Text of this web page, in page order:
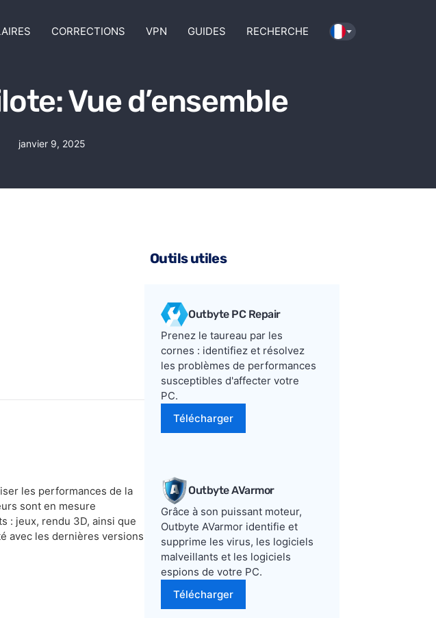
CORRECTIONS VPN GUIDES RECHERCHE
Vue d’ensemble
janvier 9, 2025
les performances de la
sont en mesure
: jeux, rendu 3D, ainsi que
avec les dernières versions
Outils utiles
Outbyte PC Repair
Prenez le taureau par les
cornes : identifiez et résolvez
les problèmes de performances
susceptibles d'affecter votre
PC.
Télécharger
Outbyte AVarmor
Grâce à son puissant moteur,
Outbyte AVarmor identifie et
supprime les virus, les logiciels
malveillants et les logiciels
espions de votre PC.
Télécharger